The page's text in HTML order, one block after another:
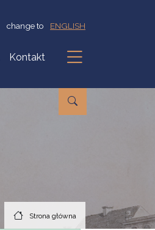
change to ENGLISH
Kontakt
Podmenu
Strona główna